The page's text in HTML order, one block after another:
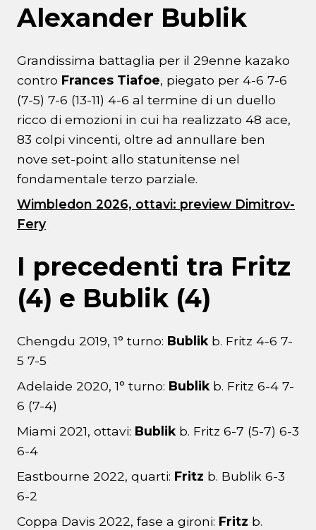
Alexander Bublik
Grandissima battaglia per il 29enne kazako
contro Frances Tiafoe, piegato per 4-6 7-6
(7-5) 7-6 (13-11) 4-6 al termine di un duello
ricco di emozioni in cui ha realizzato 48 ace,
83 colpi vincenti, oltre ad annullare ben
nove set-point allo statunitense nel
fondamentale terzo parziale.
Wimbledon 2026, ottavi: preview Dimitrov-
Fery
I precedenti tra Fritz
(4) e Bublik (4)
Chengdu 2019, 1° turno: Bublik b. Fritz 4-6 7-
5 7-5
Adelaide 2020, 1° turno: Bublik b. Fritz 6-4 7-
6 (7-4)
Miami 2021, ottavi: Bublik b. Fritz 6-7 (5-7) 6-3
6-4
Eastbourne 2022, quarti: Fritz b. Bublik 6-3
6-2
Coppa Davis 2022, fase a gironi: Fritz b.